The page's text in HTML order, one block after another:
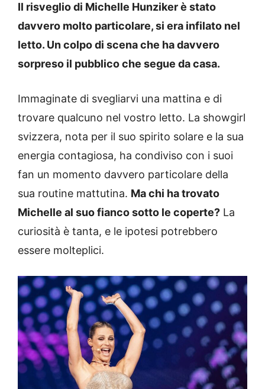
Il risveglio di Michelle Hunziker è stato
davvero molto particolare, si era infilato nel
letto. Un colpo di scena che ha davvero
sorpreso il pubblico che segue da casa.
Immaginate di svegliarvi una mattina e di
trovare qualcuno nel vostro letto. La showgirl
svizzera, nota per il suo spirito solare e la sua
energia contagiosa, ha condiviso con i suoi
fan un momento davvero particolare della
sua routine mattutina. Ma chi ha trovato
Michelle al suo fianco sotto le coperte? La
curiosità è tanta, e le ipotesi potrebbero
essere molteplici.